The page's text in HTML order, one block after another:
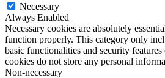
Necessary
Always Enabled
Necessary cookies are absolutely
function properly. This category only
basic functionalities and security
cookies do not store any personal
Non-necessary